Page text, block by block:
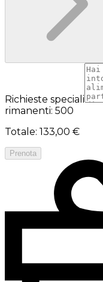
Richieste speciali
rimanenti: 500
Totale: 133,00 €
Prenota